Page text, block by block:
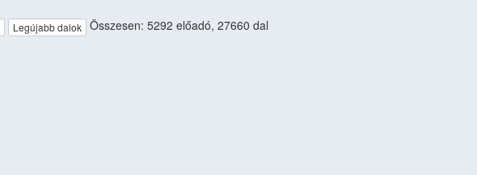
Legújabb dalok Összesen: 5292 előadó, 27660 dal